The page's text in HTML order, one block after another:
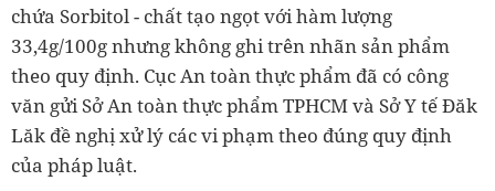
chứa Sorbitol - chất tạo ngọt với hàm lượng
33,4g/100g nhưng không ghi trên nhãn sản phẩm
theo quy định. Cục An toàn thực phẩm đã có công
văn gửi Sở An toàn thực phẩm TPHCM và Sở Y tế Đăk
Lăk đề nghị xử lý các vi phạm theo đúng quy định
của pháp luật.